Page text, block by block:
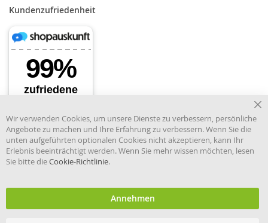
Kundenzufriedenheit
Händler im offiziellen Register
und Information.
Wir verwenden Cookies, um unsere Dienste zu verbessern, persönliche
Angebote zu machen und Ihre Erfahrung zu verbessern. Wenn Sie die
unten aufgeführten optionalen Cookies nicht akzeptieren, kann Ihr
Erlebnis beeinträchtigt werden. Wenn Sie mehr wissen möchten, lesen
Sie bitte dieCookie-Richtlinie.
Annehmen